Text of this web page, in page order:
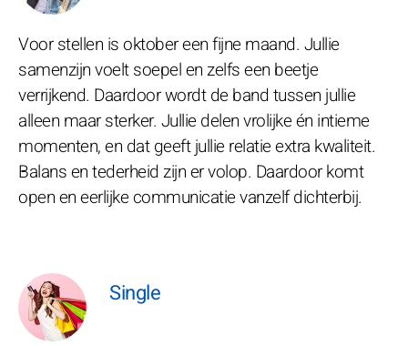
Voor stellen is oktober een fijne maand. Jullie
samenzijn voelt soepel en zelfs een beetje
verrijkend. Daardoor wordt de band tussen jullie
alleen maar sterker. Jullie delen vrolijke én intieme
momenten, en dat geeft jullie relatie extra kwaliteit.
Balans en tederheid zijn er volop. Daardoor komt
open en eerlijke communicatie vanzelf dichterbij.
Single